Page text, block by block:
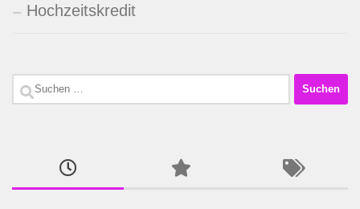
Hochzeitskredit
Suchen